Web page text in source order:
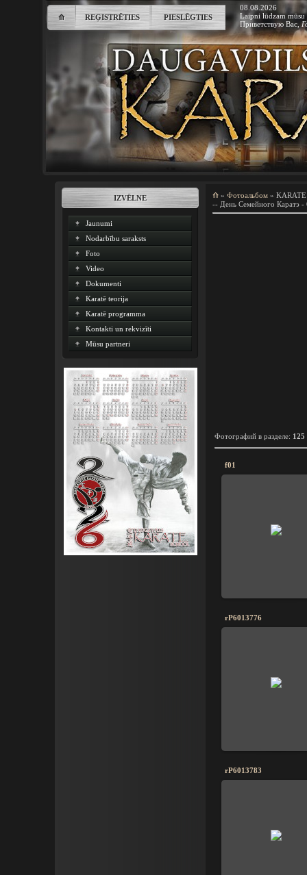
⟰ REĢISTRĒTIES PIESLĒGTIES
08.08.2026
Laipni lūdzam mūsu
Приветствую Вас ,
IZVĒLNE
Jaunumi
Nodarbību saraksts
Foto
Video
Dokumenti
Karatē teorija
Karatē programma
Kontakti un rekvizīti
Mūsu partneri
⟰ » Фотоальбом »
-- День Семейного Каратэ
Фотографий в разделе: 125
f01
rP6013776
rP6013783